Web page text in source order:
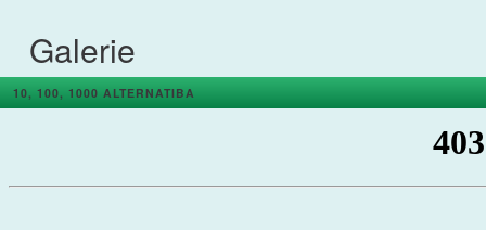
Galerie
10, 100, 1000 ALTERNATIBA